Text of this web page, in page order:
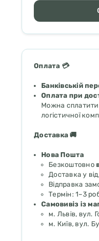
Оплата 💳
Банківській
Оплата при
Можна сплатити
логістичної
Доставка 🚚
Нова Пошта
Безкоштовно
Доставка у
Відправка
Термін: 1–3
Самовивіз із
м. Львів, вул.
м. Київ, вул.